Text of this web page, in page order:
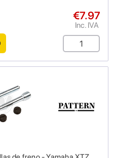
€7.97
Inc. IVA